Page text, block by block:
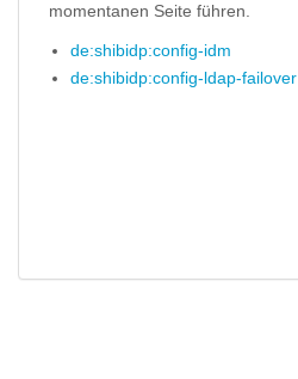
momentanen Seite führen.
de:shibidp:config-idm
de:shibidp:config-ldap-failover